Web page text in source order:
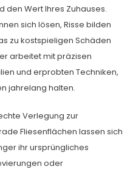
den Wert Ihres Zuhauses.
sich lösen, Risse bilden
zu kostspieligen Schäden
arbeitet mit präzisen
und erprobten Techniken,
jahrelang halten.
Verlegung zur
Fliesenflächen lassen sich
ihr ursprüngliches
oder